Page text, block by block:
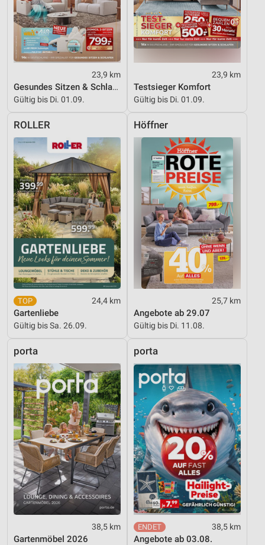
23,9 km
Gesundes Sitzen & Schlafen
Gültig bis Di. 01.09.
23,9 km
Testsieger Komfort
Gültig bis Di. 01.09.
ROLLER
24,4 km
Gartenliebe
Gültig bis Sa. 26.09.
Höffner
25,7 km
Angebote ab 29.07
Gültig bis Di. 11.08.
porta
38,5 km
Gartenmöbel 2026
porta
38,5 km
Angebote ab 03.08.